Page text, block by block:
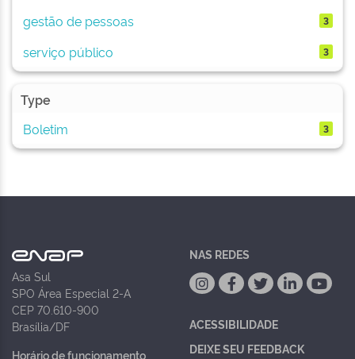
gestão de pessoas 3
serviço público 3
Type
Boletim
3
Asa Sul
SPO Área Especial 2-A
CEP 70.610-900
Brasília/DF
Horário de funcionamento
NAS REDES
ACESSIBILIDADE
DEIXE SEU FEEDBACK